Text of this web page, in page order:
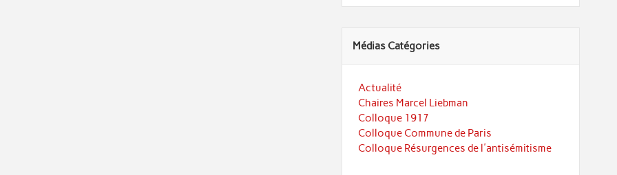
Médias Catégories
Actualité
Chaires Marcel Liebman
Colloque 1917
Colloque Commune de Paris
Colloque Résurgences de l'antisémitisme